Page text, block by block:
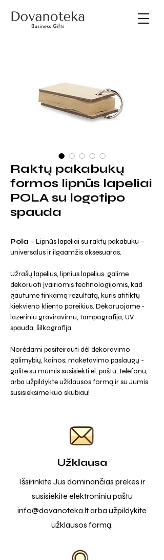
Raktų pakabukų
formos lipnūs lapeliai
POLA su logotipo
spauda
Pola – Lipnūs lapeliai su raktų pakabuku –
universalus ir ilgaamžis aksesuaras.
Užrašų lapelius, lipnius lapelius galime
dekoruoti įvairiomis technologijomis, kad
gautume tinkamą rezultatą, kuris atitiktų
kiekvieno kliento poreikius. Dekoruojame -
lazeriniu graviravimu, tampografija, UV
spauda, šilkografija.
Norėdami pasiteirauti dėl dekoravimo
galimybių, kainos, maketavimo paslaugų -
galite su mumis susisiekti el. paštu, telefonu,
arba užpildykte užklausos formą ir su Jumis
susisieksime kuo skubiau!
Užklausa
Išsirinkite Jus dominančias prekes ir
susisiekite elektroniniu paštu
info@dovanoteka.ltarba užpildykite
užklausos formą.